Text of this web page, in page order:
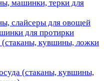
машинки, терки для
слайсеры для овощей
для протирки
кувшины, ложки
(стаканы, кувшины,